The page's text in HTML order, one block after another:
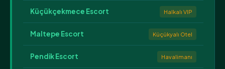
Küçükçekmece Escort Halkalı VIP
Maltepe Escort Küçükyalı Otel
Pendik Escort Havalimanı